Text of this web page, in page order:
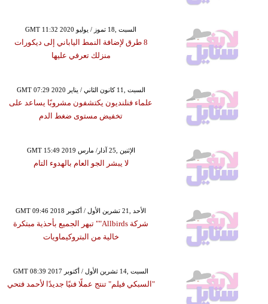
GMT 11:32 2020 السبت ,18 تموز / يوليو
8 طرق لإضافة النمط الياباني إلى ديكورات
منزلك تعرفي عليها
GMT 07:29 2020 السبت ,11 كانون الثاني / يناير
علماء فنلنديون يكتشفون مشروبًا يساعد على
تخفيض مستوى ضغط الدم
GMT 15:49 2019 الإثنين ,25 آذار/ مارس
لا يبشر الجو العام بالهدوء التام
GMT 09:46 2018 الأحد ,21 تشرين الأول / أكتوبر
شركة Allbirds"" تبهر الجميع بأحذية مبتكرة
خالية من البتروكيماويات
GMT 08:39 2017 السبت ,14 تشرين الأول / أكتوبر
"السبكي فيلم" تنتج عملًا فنيًا جديدًا لأحمد فتحي